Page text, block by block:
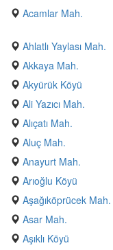
Acamlar Mah.
Ahlatlı Yaylası Mah.
Akkaya Mah.
Akyürük Köyü
Ali Yazıcı Mah.
Alıçatı Mah.
Aluç Mah.
Anayurt Mah.
Arıoğlu Köyü
Aşağıköprücek Mah.
Asar Mah.
Aşıklı Köyü